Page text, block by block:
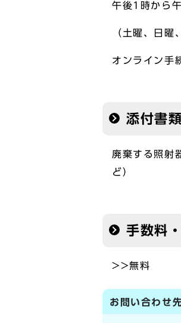
午後1時から
（土曜、日曜
オンライン手
添付書類
廃棄する照射
ど）
手数料
>>無料
お問い合わせ